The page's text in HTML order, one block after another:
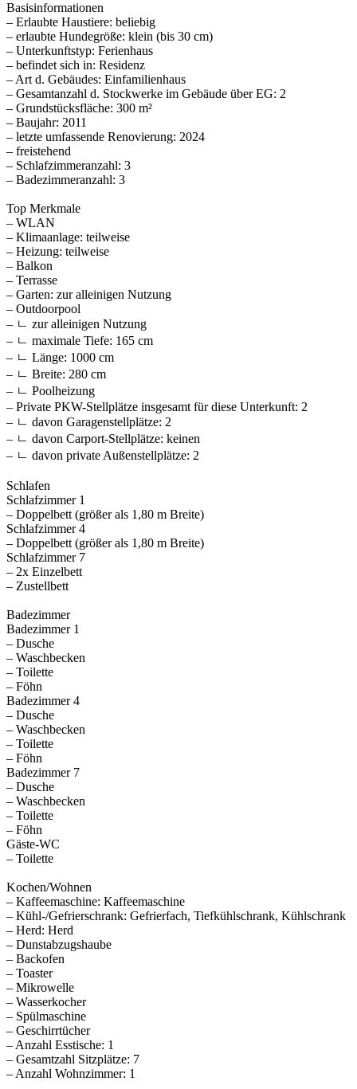
Basisinformationen
– Erlaubte Haustiere: beliebig
– erlaubte Hundegröße: klein (bis 30 cm)
– Unterkunftstyp: Ferienhaus
– befindet sich in: Residenz
– Art d. Gebäudes: Einfamilienhaus
– Gesamtanzahl d. Stockwerke im Gebäude über EG: 2
– Grundstücksfläche: 300 m²
– Baujahr: 2011
– letzte umfassende Renovierung: 2024
– freistehend
– Schlafzimmeranzahl: 3
– Badezimmeranzahl: 3
Top Merkmale
– WLAN
– Klimaanlage: teilweise
– Heizung: teilweise
– Balkon
– Terrasse
– Garten: zur alleinigen Nutzung
– Outdoorpool
– ㄴ zur alleinigen Nutzung
– ㄴ maximale Tiefe: 165 cm
– ㄴ Länge: 1000 cm
– ㄴ Breite: 280 cm
– ㄴ Poolheizung
– Private PKW-Stellplätze insgesamt für diese Unterkunft: 2
– ㄴ davon Garagenstellplätze: 2
– ㄴ davon Carport-Stellplätze: keinen
– ㄴ davon private Außen­stellplätze: 2
Schlafen
Schlafzimmer 1
– Doppelbett (größer als 1,80 m Breite)
Schlafzimmer 4
– Doppelbett (größer als 1,80 m Breite)
Schlafzimmer 7
– 2x Einzelbett
– Zustellbett
Badezimmer
Badezimmer 1
– Dusche
– Waschbecken
– Toilette
– Föhn
Badezimmer 4
– Dusche
– Waschbecken
– Toilette
– Föhn
Badezimmer 7
– Dusche
– Waschbecken
– Toilette
– Föhn
Gäste-WC
– Toilette
Kochen/Wohnen
– Kaffeemaschine: Kaffeemaschine
– Kühl-/Gefrierschrank: Gefrierfach, Tiefkühlschrank, Kühlschrank
– Herd: Herd
– Dunstabzugshaube
– Backofen
– Toaster
– Mikrowelle
– Wasserkocher
– Spülmaschine
– Geschirrtücher
– Anzahl Esstische: 1
– Gesamtzahl Sitzplätze: 7
– Anzahl Wohnzimmer: 1